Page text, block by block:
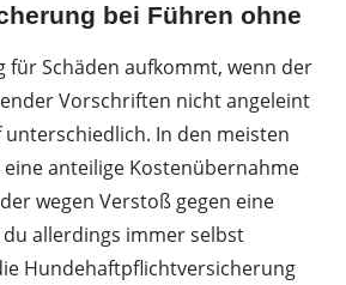
bei Führen ohne
für Schäden aufkommt, wenn der
Vorschriften nicht angeleint
unterschiedlich. In den meisten
anteilige Kostenübernahme
wegen Verstoß gegen eine
allerdings immer selbst
Hundehaftpflichtversicherung